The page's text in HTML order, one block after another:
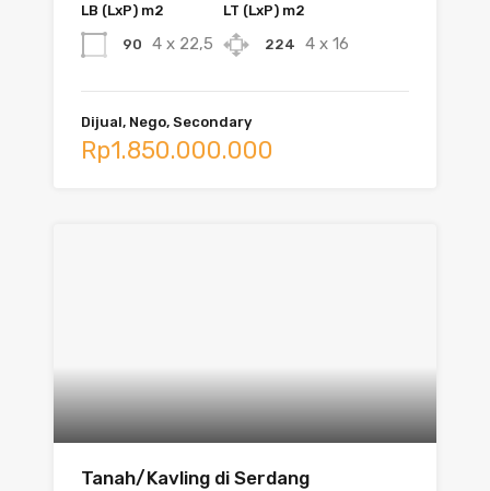
LB (LxP) m2
90 4 x 22,5
LT (LxP) m2
224 4 x 16
Dijual, Nego, Secondary
Rp1.850.000.000
Tanah/Kavling di Serdang